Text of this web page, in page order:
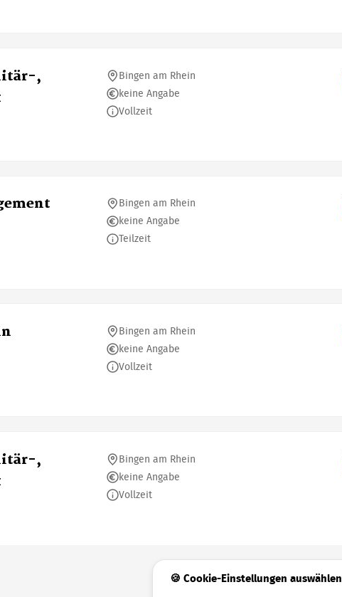
,
Bingen am Rhein
keine Angabe
Vollzeit
Bingen am Rhein
keine Angabe
Teilzeit
Bingen am Rhein
keine Angabe
Vollzeit
,
Bingen am Rhein
keine Angabe
Vollzeit
🍪 Cookie-Einstellungen auswählen